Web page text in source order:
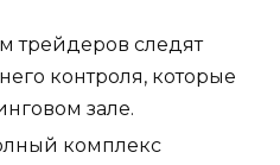
трейдеров следят
контроля, которые
зале.
комплекс